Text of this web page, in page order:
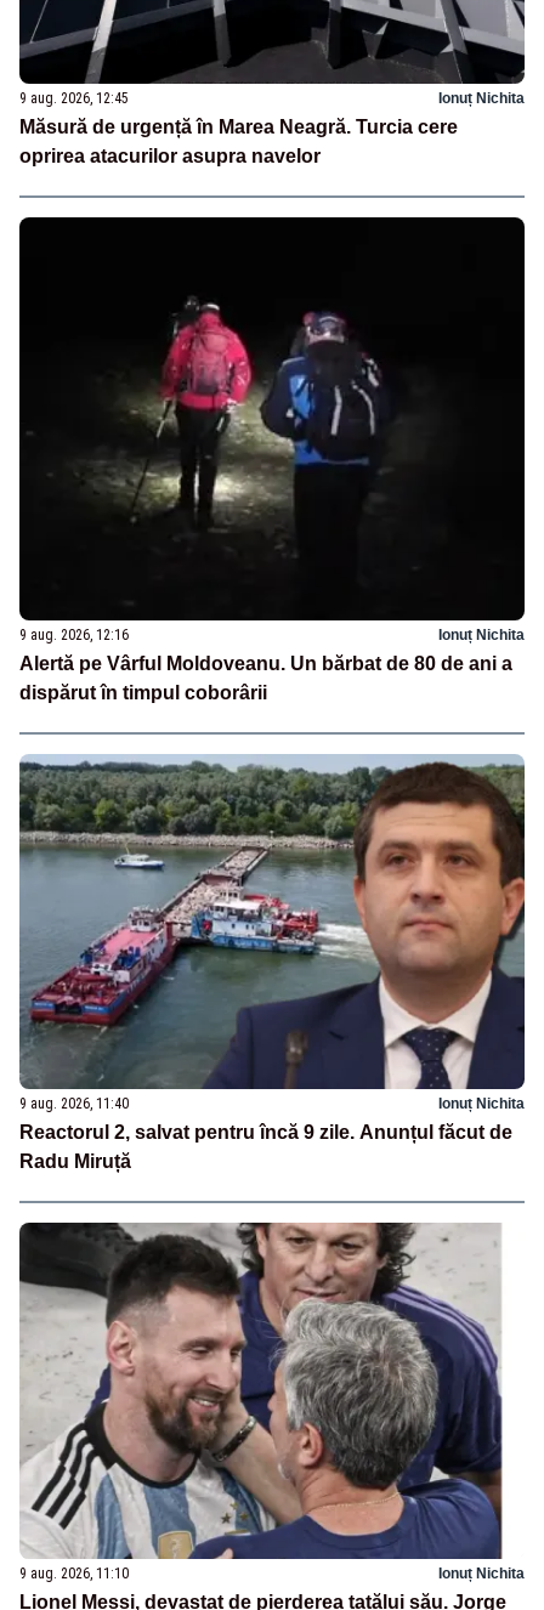
9 aug. 2026, 12:45 Ionuț Nichita
Măsură de urgență în Marea Neagră. Turcia cere
oprirea atacurilor asupra navelor
9 aug. 2026, 12:16 Ionuț Nichita
Alertă pe Vârful Moldoveanu. Un bărbat de 80 de ani a
dispărut în timpul coborârii
9 aug. 2026, 11:40 Ionuț Nichita
Reactorul 2, salvat pentru încă 9 zile. Anunțul făcut de
Radu Miruță
9 aug. 2026, 11:10 Ionuț Nichita
Lionel Messi, devastat de pierderea tatălui său. Jorge